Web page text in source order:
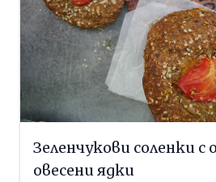
Зеленчукови соленки с
овесени ядки